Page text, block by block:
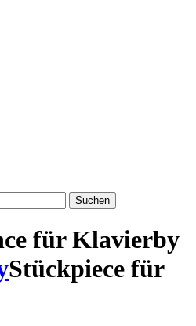
für Klavierby
Stückpiece für